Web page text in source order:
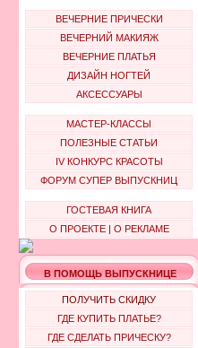
ВЕЧЕРНИЕ ПРИЧЕСКИ
ВЕЧЕРНИЙ МАКИЯЖ
ВЕЧЕРНИЕ ПЛАТЬЯ
ДИЗАЙН НОГТЕЙ
АКСЕССУАРЫ
МАСТЕР-КЛАССЫ
ПОЛЕЗНЫЕ СТАТЬИ
IV КОНКУРС КРАСОТЫ
ФОРУМ СУПЕР ВЫПУСКНИЦ
ГОСТЕВАЯ КНИГА
О ПРОЕКТЕ| О РЕКЛАМЕ
В ПОМОЩЬ ВЫПУСКНИЦЕ
ПОЛУЧИТЬ СКИДКУ
ГДЕ КУПИТЬ ПЛАТЬЕ?
ГДЕ СДЕЛАТЬ ПРИЧЕСКУ?